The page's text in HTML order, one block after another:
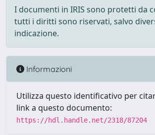
I documenti in IRIS sono protetti da
tutti i diritti sono riservati, salvo
indicazione.
Informazioni
Utilizza questo identificativo per
link a questo documento:
https://hdl.handle.net/2318/87204